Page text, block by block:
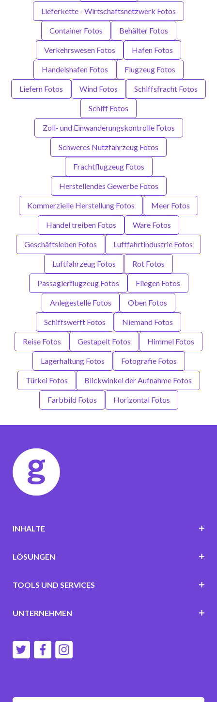
Lieferkette - Wirtschaftsnetzwerk Fotos
Container Fotos Behälter Fotos
Verkehrswesen Fotos Hafen Fotos
Handelshafen Fotos Flugzeug Fotos
Liefern Fotos Wind Fotos Schiffsfracht Fotos
Schiff Fotos
Zoll- und Einwanderungskontrolle Fotos
Schweres Nutzfahrzeug Fotos
Frachtflugzeug Fotos
Herstellendes Gewerbe Fotos
Kommerzielle Herstellung Fotos Meer Fotos
Handel treiben Fotos Ware Fotos
Geschäftsleben Fotos Luftfahrtindustrie Fotos
Luftfahrzeug Fotos Rot Fotos
Passagierflugzeug Fotos Fliegen Fotos
Anlegestelle Fotos Oben Fotos
Schiffswerft Fotos Niemand Fotos
Reise Fotos Gestapelt Fotos Himmel Fotos
Lagerhaltung Fotos Fotografie Fotos
Türkei Fotos Blickwinkel der Aufnahme Fotos
Farbbild Fotos Horizontal Fotos
INHALTE
LÖSUNGEN
TOOLS UND SERVICES
UNTERNEHMEN